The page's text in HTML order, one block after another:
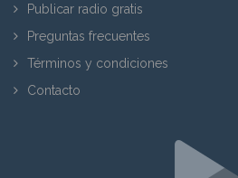
Publicar radio gratis
Preguntas frecuentes
Términos y condiciones
Contacto